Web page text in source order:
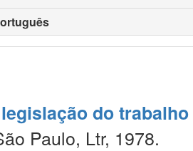
do trabalho
Paulo, Ltr, 1978.